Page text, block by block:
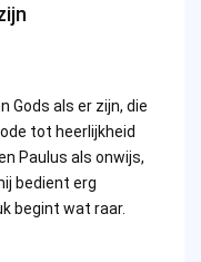
Gods als er zijn, die
tot heerlijkheid
Paulus als onwijs,
bedient erg
begint wat raar.